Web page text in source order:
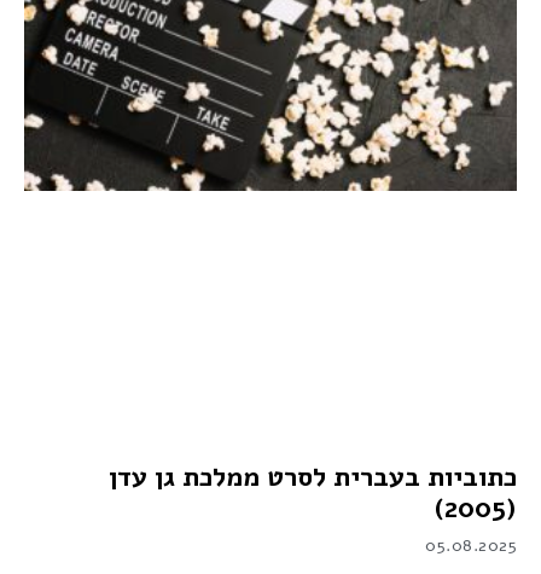
כתוביות בעברית לסרט ממלכת גן עדן
(2005)
05.08.2025